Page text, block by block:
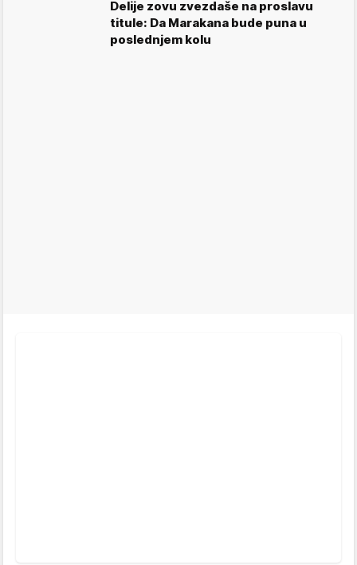
Delije zovu zvezdaše na proslavu
titule: Da Marakana bude puna u
poslednjem kolu